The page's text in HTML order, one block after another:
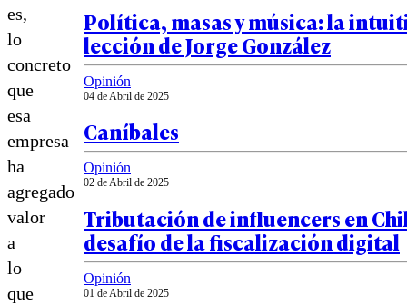
es,
lo
concreto
que
esa
empresa
ha
agregado
valor
a
lo
que
Política, masas y música: la
lección de Jorge González
Opinión
04 de Abril de 2025
Caníbales
Opinión
02 de Abril de 2025
Tributación de influencers en
desafío de la fiscalización digital
Opinión
01 de Abril de 2025